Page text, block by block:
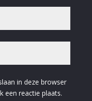
in deze browser
een reactie plaats.